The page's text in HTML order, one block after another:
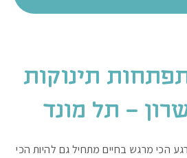
תינוקות
– תל מונד
הכי מרגש בחיים מתחיל גם להיות הכי